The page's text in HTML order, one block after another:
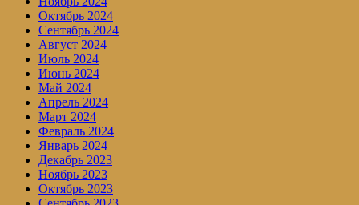
Октябрь 2024
Сентябрь 2024
Август 2024
Июль 2024
Июнь 2024
Май 2024
Апрель 2024
Март 2024
Февраль 2024
Январь 2024
Декабрь 2023
Ноябрь 2023
Октябрь 2023